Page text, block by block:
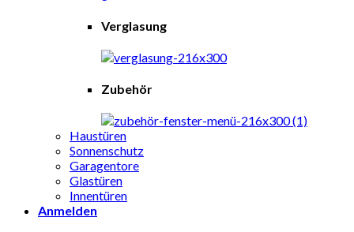
Verglasung
Zubehör
Haustüren
Sonnenschutz
Garagentore
Glastüren
Innentüren
Anmelden